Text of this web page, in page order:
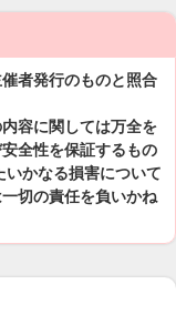
者発行のものと照合
容に関しては万全を
全性を保証するもの
かなる損害について
切の責任を負いかね